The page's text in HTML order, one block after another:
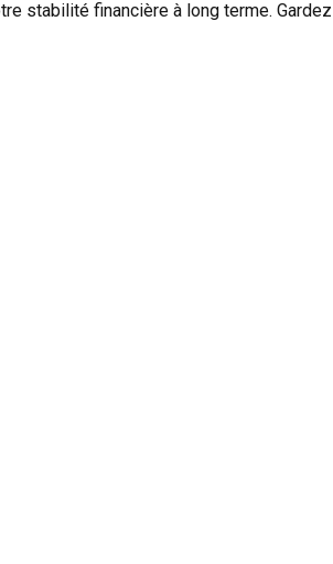
stabilité financière à long terme.